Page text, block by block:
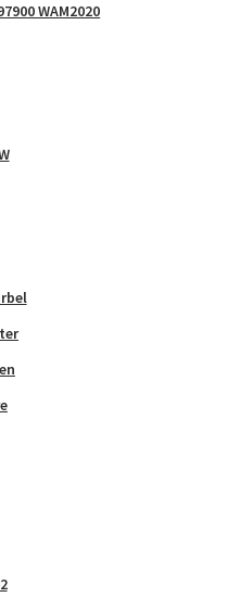
WAM2020